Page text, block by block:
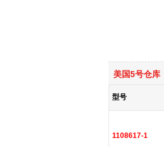
美国5号仓库
型号
1108617-1